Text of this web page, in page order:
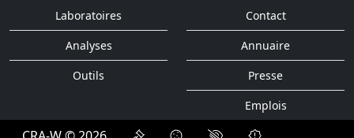
Laboratoires
Analyses
Outils
Contact
Annuaire
Presse
Emplois